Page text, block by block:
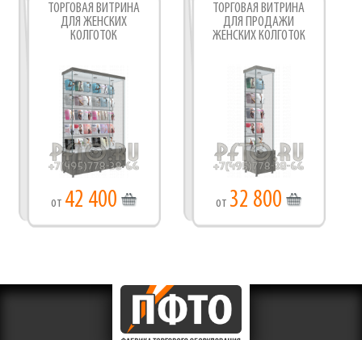
ТОРГОВАЯ ВИТРИНА
ДЛЯ ЖЕНСКИХ
КОЛГОТОК
от 42 400
ТОРГОВАЯ ВИТРИНА
ДЛЯ ПРОДАЖИ
ЖЕНСКИХ КОЛГОТОК
от 32 800